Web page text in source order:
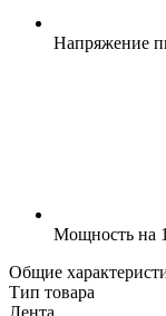
Напряжение
Мощность на
Общие
Тип товара
Лента